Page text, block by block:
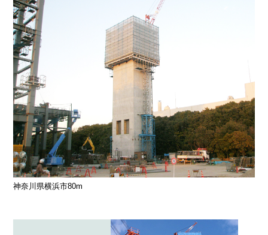
神奈川県横浜市80m